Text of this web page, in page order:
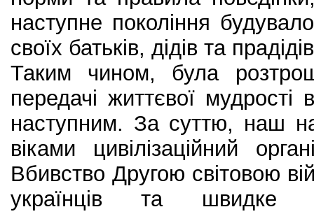
наступне покоління
своїх батьків, дідів та
Таким чином, була
передачі життєвої мудрості
наступним. За суттю, наш
віками цивілізаційний
Вбивство Другою світовою
українців та швидке